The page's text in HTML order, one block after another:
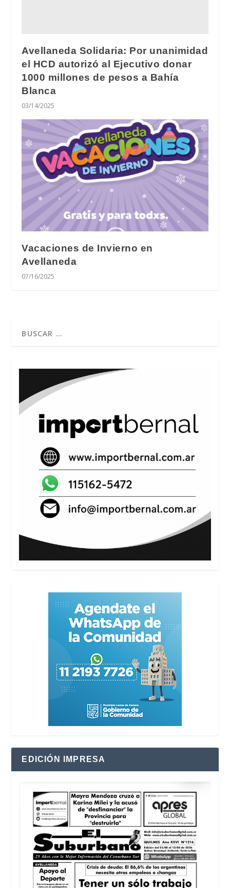
Avellaneda Solidaria: Por unanimidad
el HCD autorizó al Ejecutivo donar
1000 millones de pesos a Bahía
Blanca
03/14/2025
Vacaciones de Invierno en
Avellaneda
07/16/2025
EDICIÓN IMPRESA